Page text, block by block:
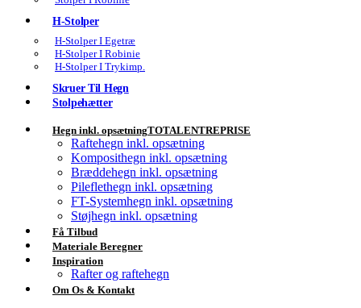
H-Stolper
H-Stolper I Egetræ
H-Stolper I Robinie
H-Stolper I Trykimp.
Skruer Til Hegn
Stolpehætter
Hegn inkl. opsætningTOTALENTREPRISE
Raftehegn inkl. opsætning
Komposithegn inkl. opsætning
Bræddehegn inkl. opsætning
Pileflethegn inkl. opsætning
FT-Systemhegn inkl. opsætning
Støjhegn inkl. opsætning
Få Tilbud
Materiale Beregner
Inspiration
Rafter og raftehegn
Om Os & Kontakt